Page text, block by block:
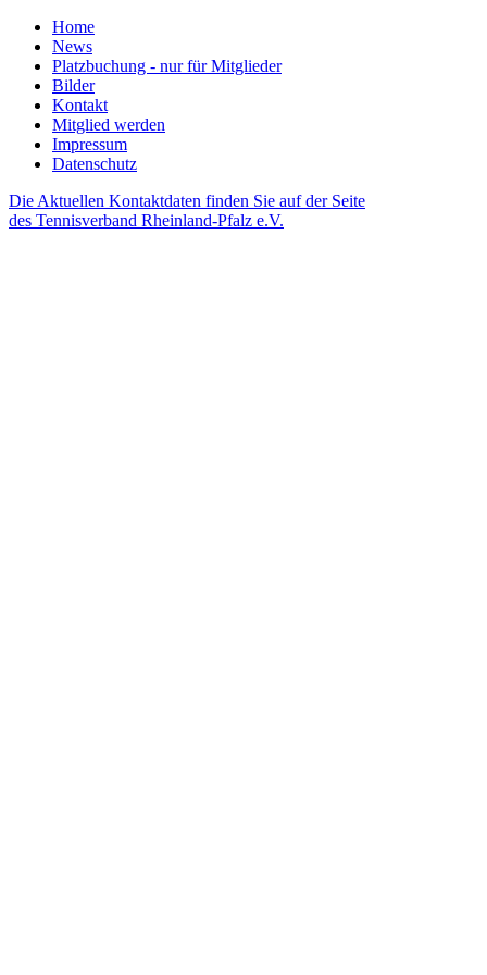
Home
News
Platzbuchung - nur für Mitglieder
Bilder
Kontakt
Mitglied werden
Impressum
Datenschutz
Die Aktuellen Kontaktdaten finden Sie auf der Seite
des Tennisverband Rheinland-Pfalz e.V.